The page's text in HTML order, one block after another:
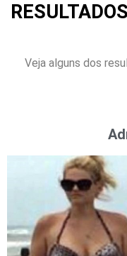
Veja alguns dos